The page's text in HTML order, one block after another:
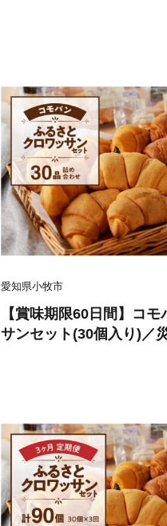
愛知県小牧市
【賞味期限60日間】コ
サンセット(30個入り)／